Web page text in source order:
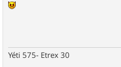
Yéti 575- Etrex 30